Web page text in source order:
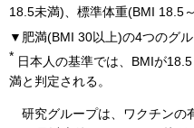
18.5未満)、標準体重(BMI 18.5
▼肥満(BMI 30以上)の4つのグル
* 日本人の基準では、BMIが
満と判定される。
研究グループは、ワクチンの